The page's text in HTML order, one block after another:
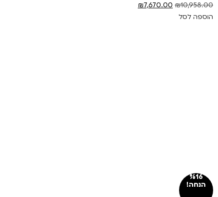
₪10,958.00
₪7,670.00
הוספה לסל
%16
הנחה!